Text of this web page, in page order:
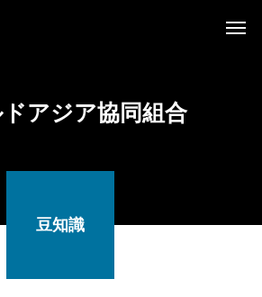
アジア協同組合
豆知識